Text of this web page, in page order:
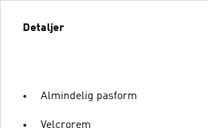
Detaljer
Almindelig pasform
Velcrorem